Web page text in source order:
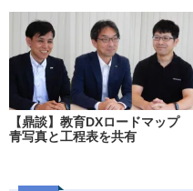
【鼎談】教育DXロードマップ
青写真と工程表を共有